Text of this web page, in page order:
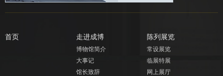
首页 走进成博
博物馆简介
大事记
馆长致辞
陈列展览
常设展览
临展特展
网上展厅